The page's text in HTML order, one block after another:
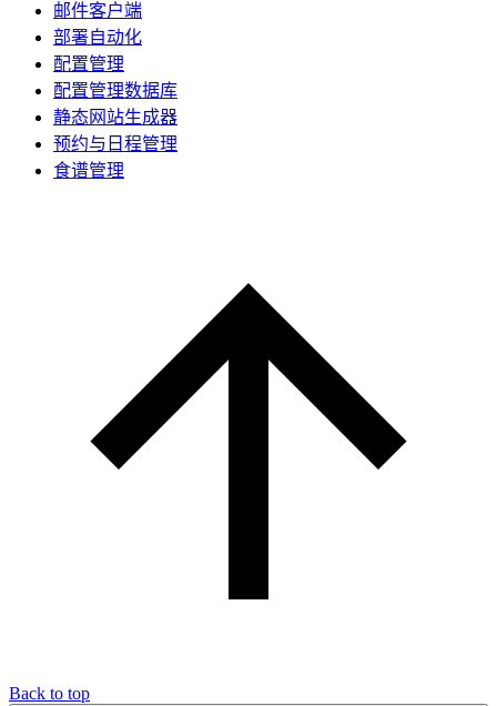
邮件客户端
部署自动化
配置管理
配置管理数据库
静态网站生成器
预约与日程管理
食谱管理
Back to top